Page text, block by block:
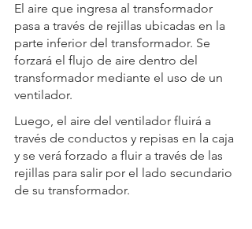
El aire que ingresa al transformador
pasa a través de rejillas ubicadas en la
parte inferior del transformador. Se
forzará el flujo de aire dentro del
transformador mediante el uso de un
ventilador.
Luego, el aire del ventilador fluirá a
través de conductos y repisas en la caja
y se verá forzado a fluir a través de las
rejillas para salir por el lado secundario
de su transformador.